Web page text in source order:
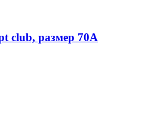
club, размер 70A